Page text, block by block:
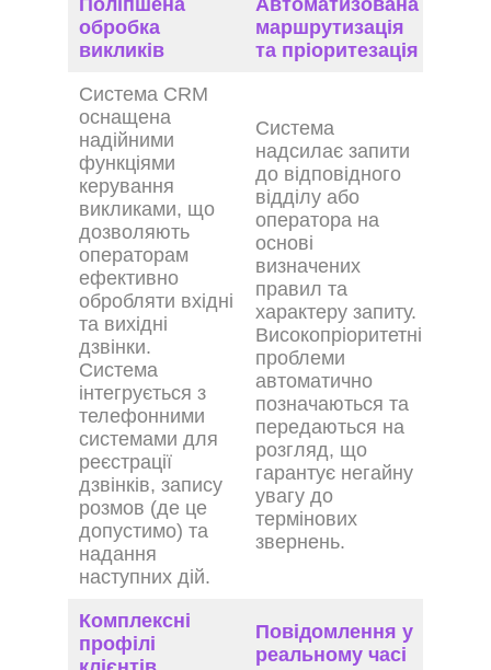
обробка
викликів
маршрутизація
та пріоритезація
Система CRM
оснащена
надійними
функціями
керування
викликами, що
дозволяють
операторам
ефективно
обробляти вхідні
та вихідні
дзвінки.
Система
інтегрується з
телефонними
системами для
реєстрації
дзвінків, запису
розмов (де це
допустимо) та
надання
наступних дій.
Система
надсилає запити
до відповідного
відділу або
оператора на
основі
визначених
правил та
характеру запиту.
Високопріоритетні
проблеми
автоматично
позначаються та
передаються на
розгляд, що
гарантує негайну
увагу до
термінових
звернень.
Комплексні
профілі
Повідомлення у
реальному часі